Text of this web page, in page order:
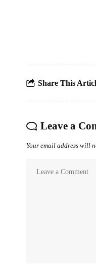
Share This
Leave a
Your email address will